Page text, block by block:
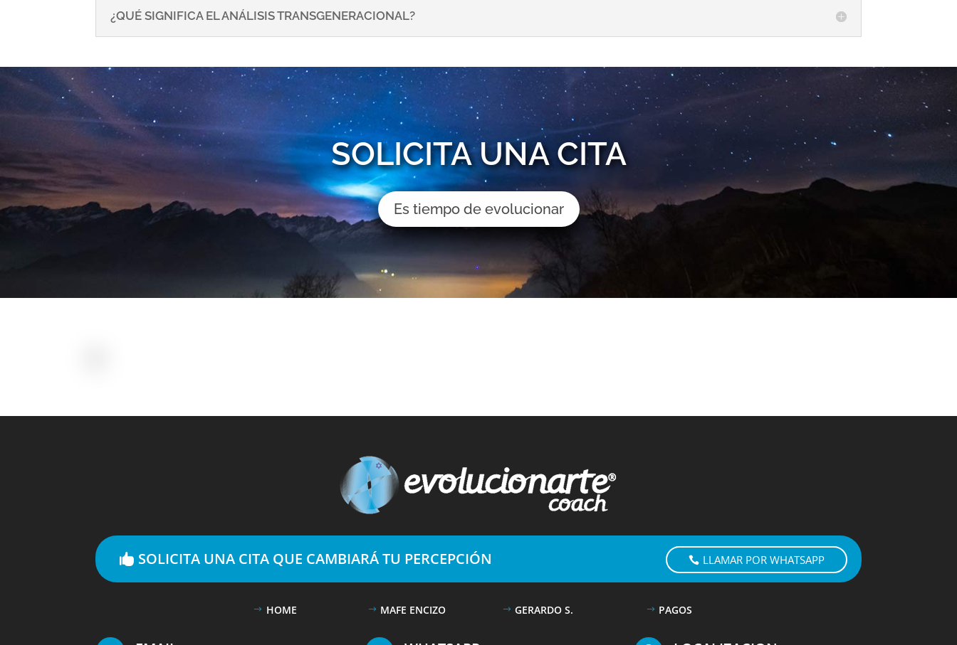
¿QUÉ SIGNIFICA EL ANÁLISIS TRANSGENERACIONAL?
SOLICITA UNA CITA
Es tiempo de evolucionar
SOLICITA UNA CITA QUE CAMBIARÁ TU PERCEPCIÓN LLAMAR POR WHATSAPP
HOME MAFE ENCIZO GERARDO S. PAGOS